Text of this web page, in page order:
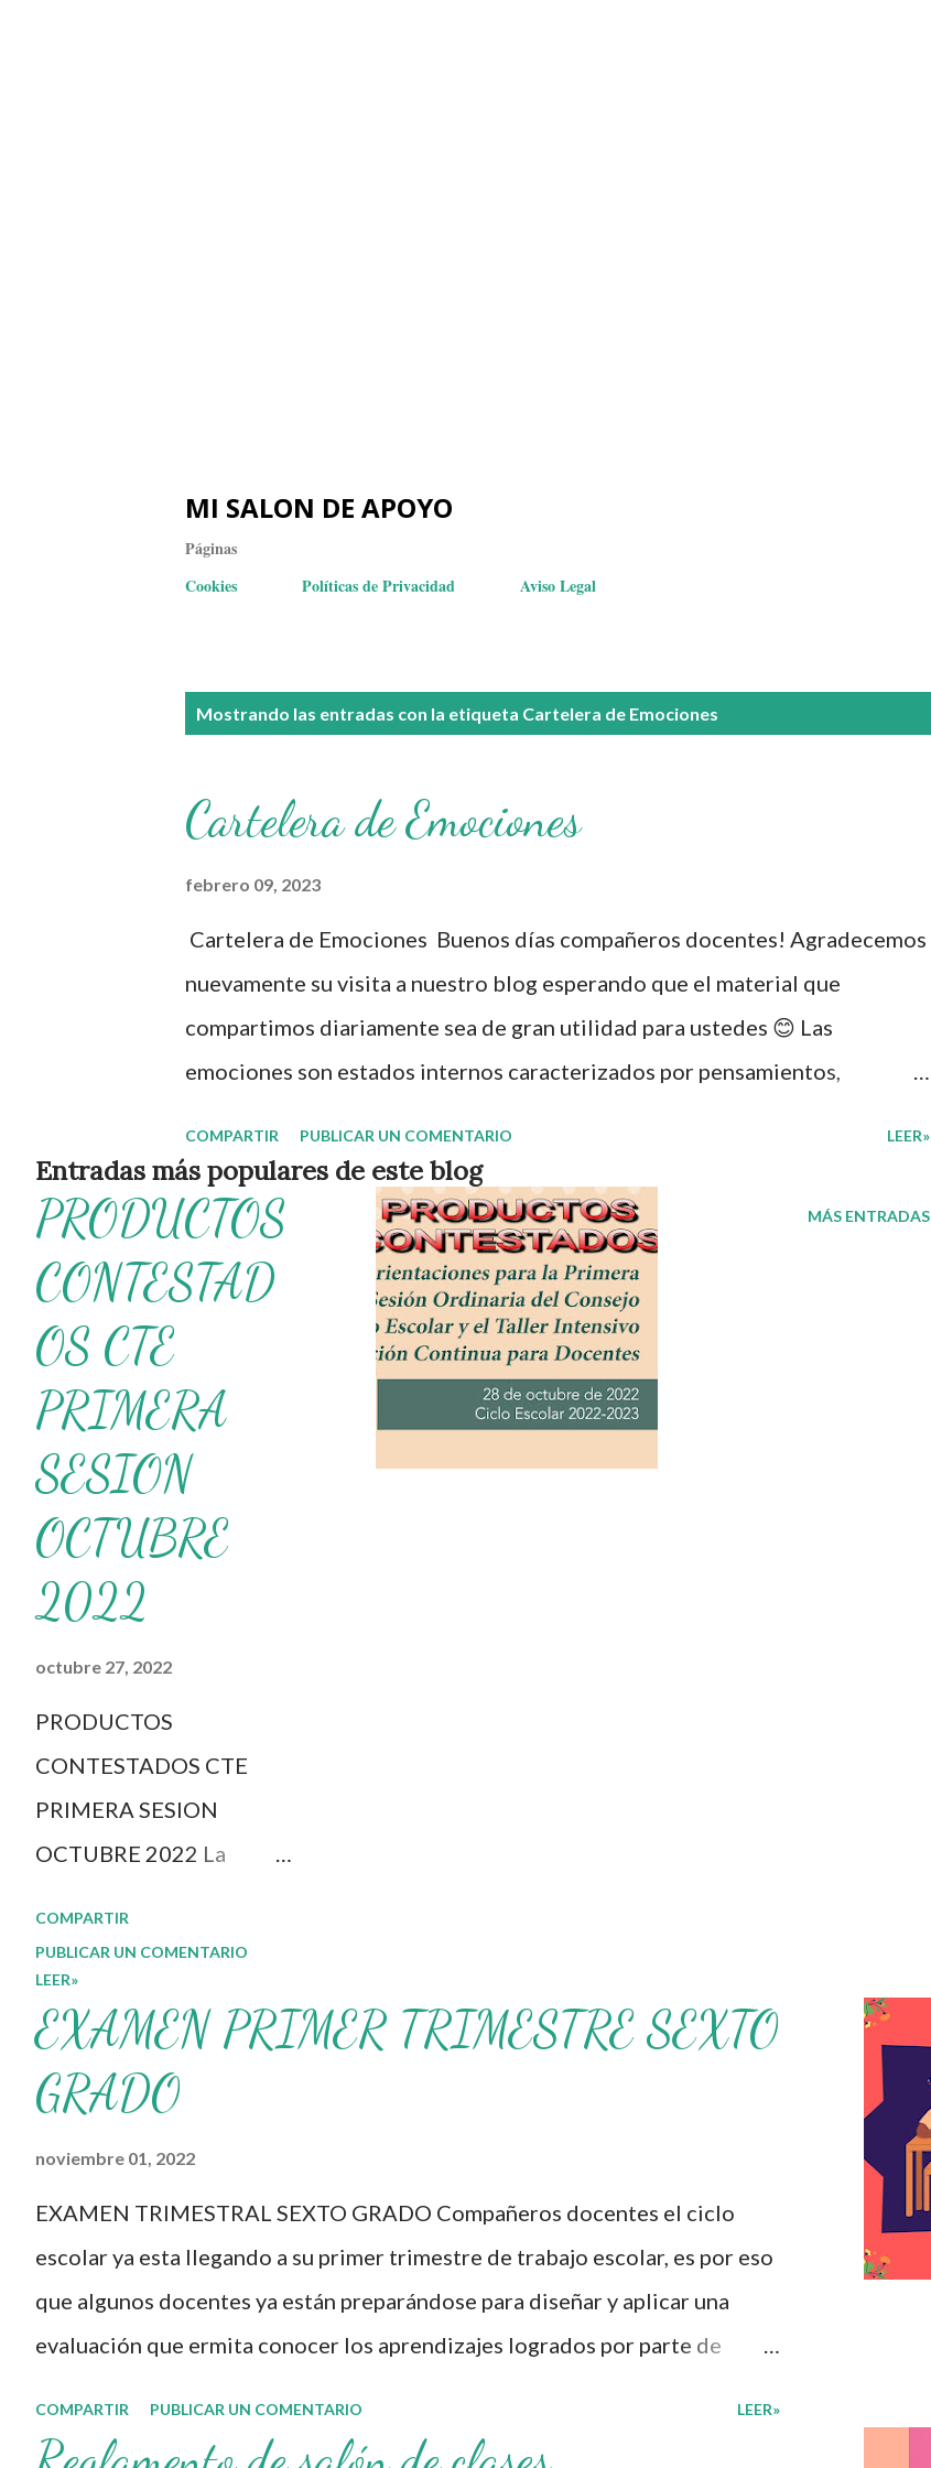
MI SALON DE APOYO
Páginas
Cookies
Políticas de Privacidad Aviso Legal
Mostrando las entradas con la etiqueta Cartelera de Emociones
Cartelera de Emociones
febrero 09, 2023
Cartelera de Emociones Buenos días compañeros docentes! Agradecemos
nuevamente su visita a nuestro blog esperando que el material que
compartimos diariamente sea de gran utilidad para ustedes 😊 Las
emociones son estados internos caracterizados por pensamientos,
universales, propias del ser humano y sirven, para comunicarnos con los
demás. La importancia de trabajar con las emociones en los niños radica no
solo en generar capacidades como la inteligencia emocional, sino en lograr
que los niños se conviertan en adultos asertivos, sanos, productivos y
felices socioemocionalmente. En esta ocasión les compartimos la Cartelera
de Emociones donde alumnos podrán disfrutar de diferentes cuentos
relacionados con las emociones. Agradecemos con mucho entusiasmo a los
autores de tan estupendo material 👏 y les recordamos que nosotros
únicamente lo compartimos con fines informativos y educativos.😊 Obtén
docum...
COMPARTIR PUBLICAR UN COMENTARIO LEER»
MÁS ENTRADAS
Entradas más populares de este blog
PRODUCTOS
CONTESTAD
OS CTE
PRIMERA
SESION
OCTUBRE
2022
octubre 27, 2022
PRODUCTOS
CONTESTADOS CTE
PRIMERA SESION
OCTUBRE 2022 La
Taller Intensivo de
Formación Continua para
Docentes y sus
materiales, se
transforman,
entretejiendo los
procesos de formación y
de gestión, sin
distinguirlos por
momentos, y transitando
COMPARTIR
PUBLICAR UN COMENTARIO
LEER»
EXAMEN PRIMER TRIMESTRE SEXTO
GRADO
noviembre 01, 2022
EXAMEN TRIMESTRAL SEXTO GRADO Compañeros docentes el ciclo
escolar ya esta llegando a su primer trimestre de trabajo escolar, es por eso
que algunos docentes ya están preparándose para diseñar y aplicar una
evaluación que ermita conocer los aprendizajes logrados por parte de
evaluar las diferentes asignaturas que sus alumnos cursaron durante este
COMPARTIR PUBLICAR UN COMENTARIO LEER»